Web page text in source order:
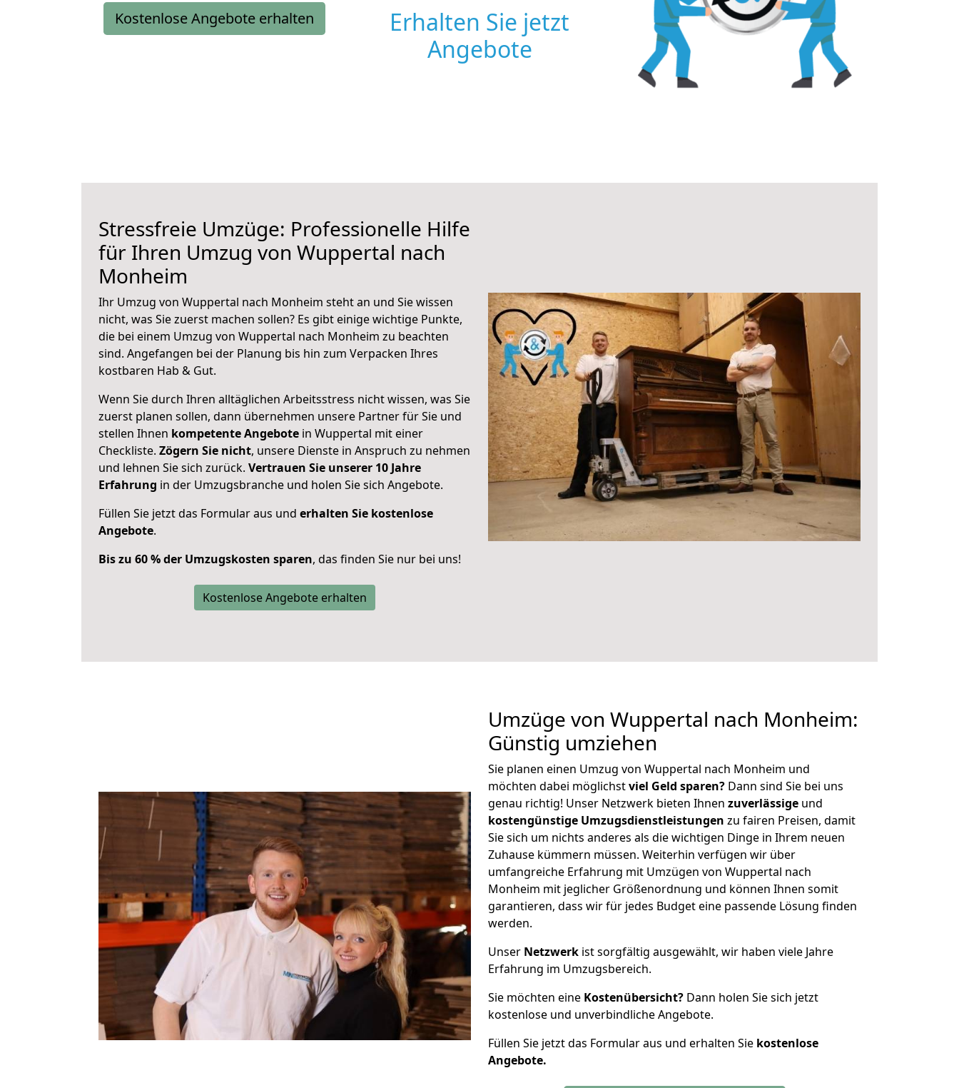
Kostenlose Angebote erhalten
Erhalten Sie jetzt
Angebote
Stressfreie Umzüge: Professionelle Hilfe
für Ihren Umzug von Wuppertal nach
Monheim
Ihr Umzug von Wuppertal nach Monheim steht an und Sie wissen
nicht, was Sie zuerst machen sollen? Es gibt einige wichtige Punkte,
die bei einem Umzug von Wuppertal nach Monheim zu beachten
sind. Angefangen bei der Planung bis hin zum Verpacken Ihres
kostbaren Hab & Gut.
Wenn Sie durch Ihren alltäglichen Arbeitsstress nicht wissen, was Sie
zuerst planen sollen, dann übernehmen unsere Partner für Sie und
stellen Ihnen kompetente Angebote in Wuppertal mit einer
Checkliste. Zögern Sie nicht, unsere Dienste in Anspruch zu nehmen
und lehnen Sie sich zurück. Vertrauen Sie unserer 10 Jahre
Erfahrung in der Umzugsbranche und holen Sie sich Angebote.
Füllen Sie jetzt das Formular aus und erhalten Sie kostenlose
Angebote.
Bis zu 60 % der Umzugskosten sparen, das finden Sie nur bei uns!
Kostenlose Angebote erhalten
Umzüge von Wuppertal nach Monheim:
Günstig umziehen
Sie planen einen Umzug von Wuppertal nach Monheim und
möchten dabei möglichstviel Geld sparen? Dann sind Sie bei uns
genau richtig! Unser Netzwerk bieten Ihnen zuverlässige und
kostengünstige Umzugsdienstleistungen zu fairen Preisen, damit
Sie sich um nichts anderes als die wichtigen Dinge in Ihrem neuen
Zuhause kümmern müssen. Weiterhin verfügen wir über
umfangreiche Erfahrung mit Umzügen von Wuppertal nach
Monheim mit jeglicher Größenordnung und können Ihnen somit
garantieren, dass wir für jedes Budget eine passende Lösung finden
werden.
Unser Netzwerk ist sorgfältig ausgewählt, wir haben viele Jahre
Erfahrung im Umzugsbereich.
Sie möchten eine Kostenübersicht? Dann holen Sie sich jetzt
kostenlose und unverbindliche Angebote.
Füllen Sie jetzt das Formular aus und erhalten Sie kostenlose
Angebote.